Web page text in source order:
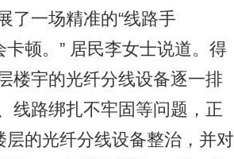
一场精准的“线路手
顿。” 居民李女士说道。得
楼宇的光纤分线设备逐一排
线路绑扎不牢固等问题，正
层的光纤分线设备整治，并对